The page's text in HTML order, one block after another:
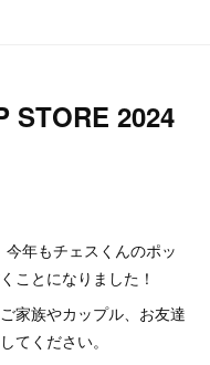
STORE 2024
年もチェスくんのポッ
ことになりました！
家族やカップル、お友達
てください。